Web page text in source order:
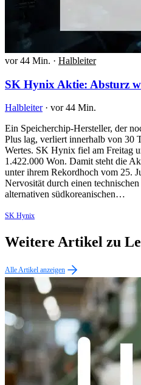
vor 44 Min. · Halbleiter
SK Hynix Aktie: Absturz
Halbleiter · vor 44 Min.
Ein Speicherchip-Hersteller, der
Plus lag, verliert innerhalb von 30
Wertes. SK Hynix fiel am Freitag
1.422.000 Won. Damit steht die
unter ihrem Rekordhoch vom 25.
Nervosität durch einen
alternativen südkoreanischen…
SK Hynix
Weitere Artikel zu
Alle Artikel anzeigen